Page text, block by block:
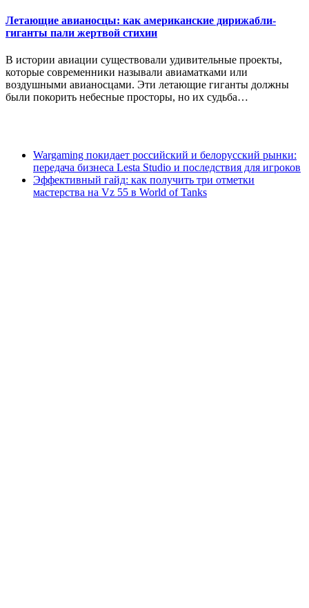
Летающие авианосцы: как американские дирижабли-
гиганты пали жертвой стихии
В истории авиации существовали удивительные проекты,
которые современники называли авиаматками или
воздушными авианосцами. Эти летающие гиганты должны
были покорить небесные просторы, но их судьба…
Wargaming покидает российский и белорусский рынки:
передача бизнеса Lesta Studio и последствия для игроков
Эффективный гайд: как получить три отметки
мастерства на Vz 55 в World of Tanks